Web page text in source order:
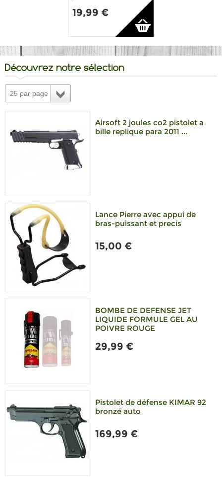
19,99 €
Découvrez notre sélection
25 par page
Airsoft 2 joules co2 pistolet a
bille replique para 2011 ...
Lance Pierre avec appui de
bras-puissant et precis
15,00 €
BOMBE DE DEFENSE JET
LIQUIDE FORMULE GEL AU
POIVRE ROUGE
29,99 €
Pistolet de défense KIMAR 92
bronzé auto
169,99 €